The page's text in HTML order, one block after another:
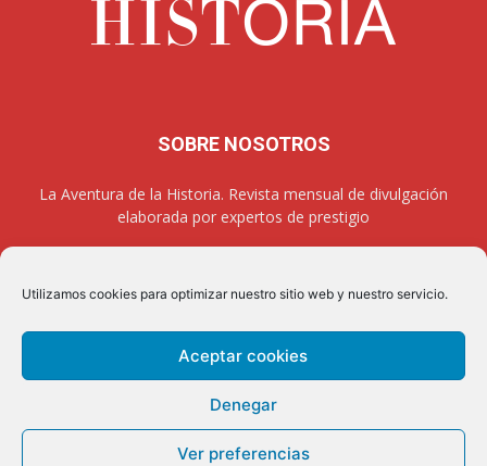
Utilizamos cookies para optimizar nuestro sitio web y nuestro servicio.
Aceptar cookies
Denegar
Ver preferencias
SOBRE NOSOTROS
La Aventura de la Historia. Revista mensual de divulgación
elaborada por expertos de prestigio
SÍGUENOS
Política de privacidad Contacto